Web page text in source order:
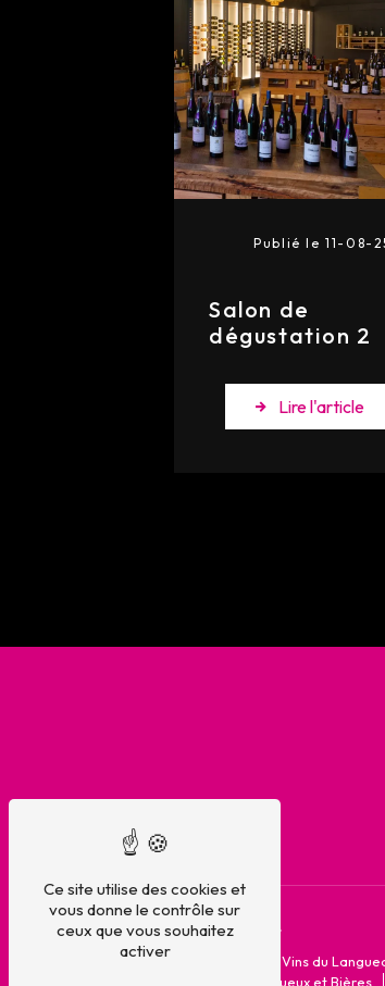
Publié le 11-08-
Salon de
dégustation 2
Lire l'article
Plan du site
Accueil Vins du
Spiritueux et Bières
Ce site utilise des cookies et
vous donne le contrôle sur
ceux que vous souhaitez
activer